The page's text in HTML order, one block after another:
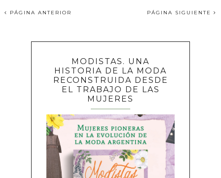
PÁGINA ANTERIOR PÁGINA SIGUIENTE
MODISTAS. UNA
HISTORIA DE LA MODA
RECONSTRUIDA DESDE
EL TRABAJO DE LAS
MUJERES